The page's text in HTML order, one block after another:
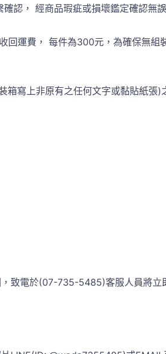
認， 經商品瑕疵或損壞鑑定確認無
回運費， 每件為300元，為確保無組
箱寫上非原有之任何文字或黏貼紙張)
致電於(07-735-5485)客服人員將立